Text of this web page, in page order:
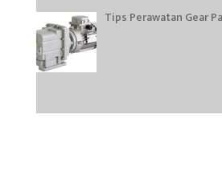
Tips Perawatan Gear